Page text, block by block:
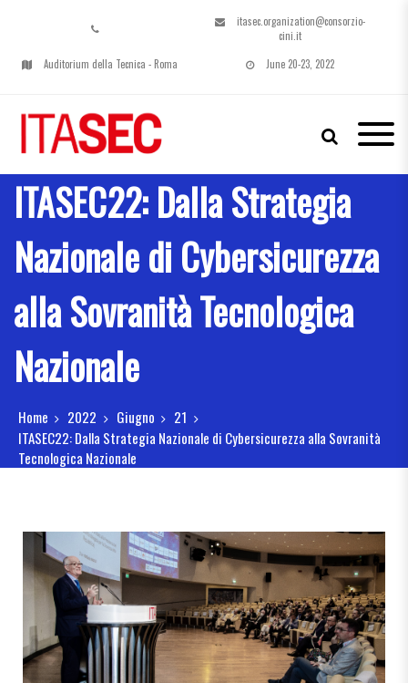
itasec.organization@consorzio-
cini.it
Auditorium della Tecnica - Roma
June 20-23, 2022
ITASEC
Italian Conference on CyberSecurity
| ROME – Jun 20-24, 2022
ITASEC22: Dalla Strategia
Nazionale di Cybersicurezza
alla Sovranità Tecnologica
Nazionale
Home 2022 Giugno
21
ITASEC22: Dalla Strategia Nazionale di Cybersicurezza alla Sovranità
Tecnologica Nazionale